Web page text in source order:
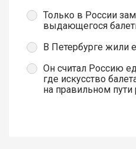
Только в России
выдающегося
В Петербурге жили
Он считал Россию
где искусство
на правильном пути